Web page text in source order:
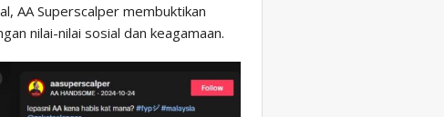
AA Superscalper membuktikan
nilai-nilai sosial dan keagamaan.